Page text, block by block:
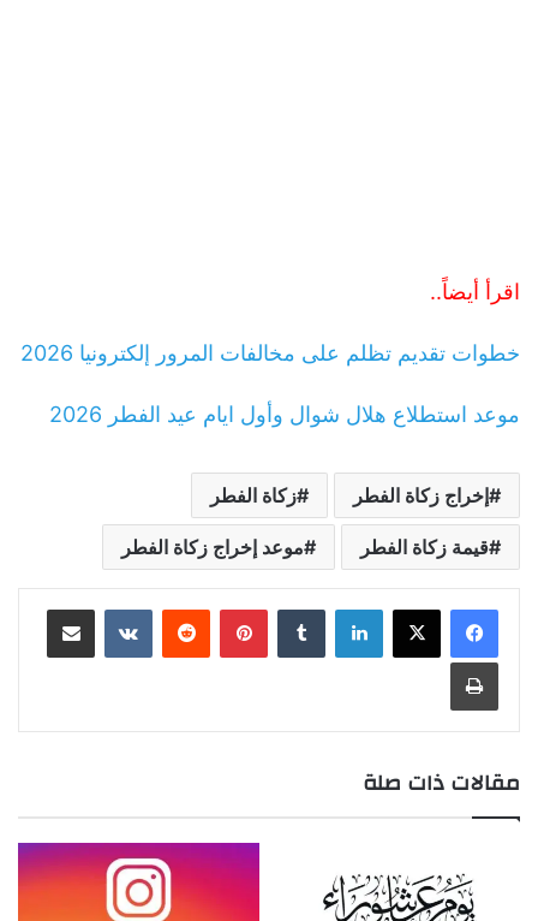
اقرأ أيضاً..
خطوات تقديم تظلم على مخالفات المرور إلكترونيا 2026
موعد استطلاع هلال شوال وأول ايام عيد الفطر 2026
إخراج زكاة الفطر زكاة الفطر
قيمة زكاة الفطر موعد إخراج زكاة الفطر
لينكدإن بينتيريست مشاركة عبر البريد
طباعة
مقالات ذات صلة